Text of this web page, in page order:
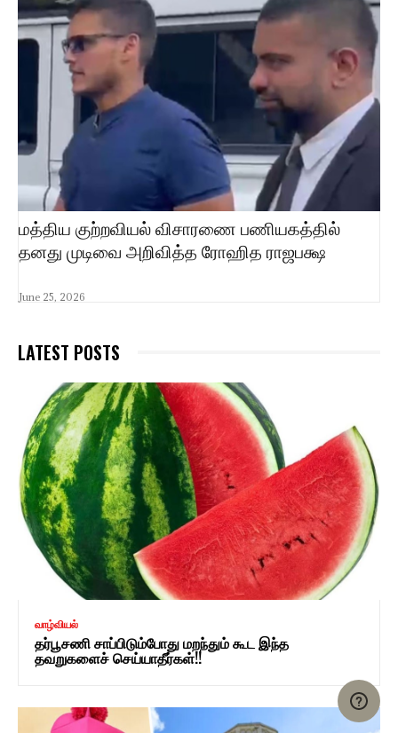
மத்திய குற்றவியல் விசாரணை பணியகத்தில்
தனது முடிவை அறிவித்த ரோஹித ராஜபக்ஷ
June 25, 2026
LATEST POSTS
வாழ்வியல்
தர்பூசணி சாப்பிடும்போது மறந்தும் கூட இந்த
தவறுகளைச் செய்யாதீர்கள்!!